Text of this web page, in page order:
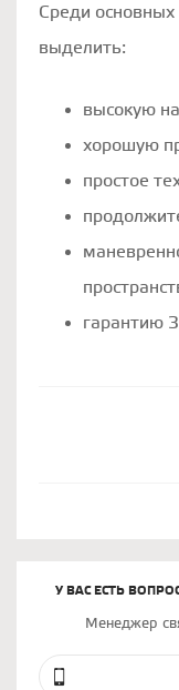
Среди
выделить:
высокую
хорошую
простое
гарантию
У ВАС ЕСТЬ
Менеджер